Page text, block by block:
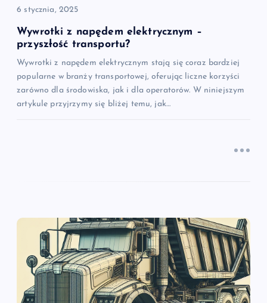
s
u
6 stycznia, 2025
Wywrotki z napędem elektrycznym –
przyszłość transportu?
Wywrotki z napędem elektrycznym stają się coraz bardziej
popularne w branży transportowej, oferując liczne korzyści
zarówno dla środowiska, jak i dla operatorów. W niniejszym
artykule przyjrzymy się bliżej temu, jak…